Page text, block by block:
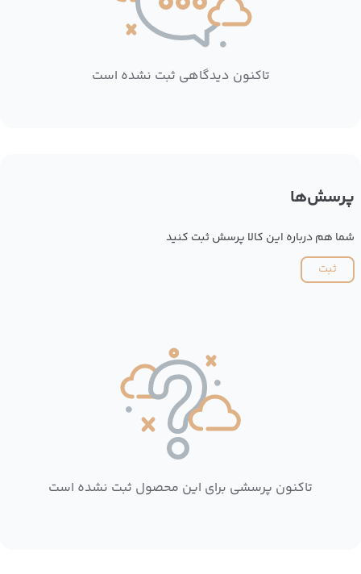
تاکنون دیدگاهی ثبت نشده است
پرسش‌ها
شما هم درباره این کالا پرسش ثبت کنید
ثبت
تاکنون پرسشی برای این محصول ثبت نشده است